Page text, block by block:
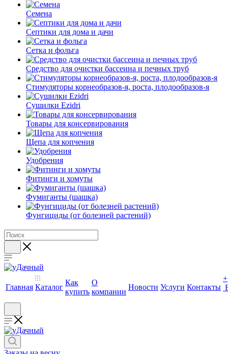
Семена
Септики для дома и дачи
Сетка и фольга
Средство для очистки бассеина и печных труб
Стимуляторы корнеобразов-я, роста, плодообразов-я
Сушилки Ezidri
Товары для консервирования
Щепа для копчения
Удобрения
Фитинги и хомуты
Фумиганты (шашка)
Фунгициды (от болезней растений)
Главная Каталог
Как
купить
О
компании
Новости Услуги Контакты
+